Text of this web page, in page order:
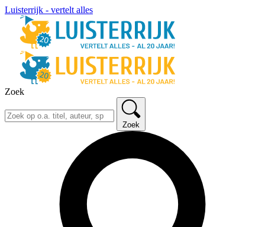
Luisterrijk - vertelt alles
Zoek
Zoek